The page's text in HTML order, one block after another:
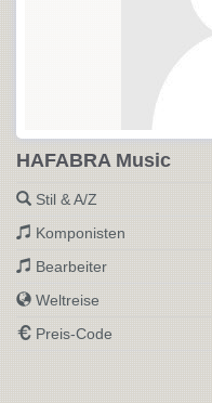
HAFABRA Music
Stil & A/Z
Komponisten
Bearbeiter
Weltreise
Preis-Code